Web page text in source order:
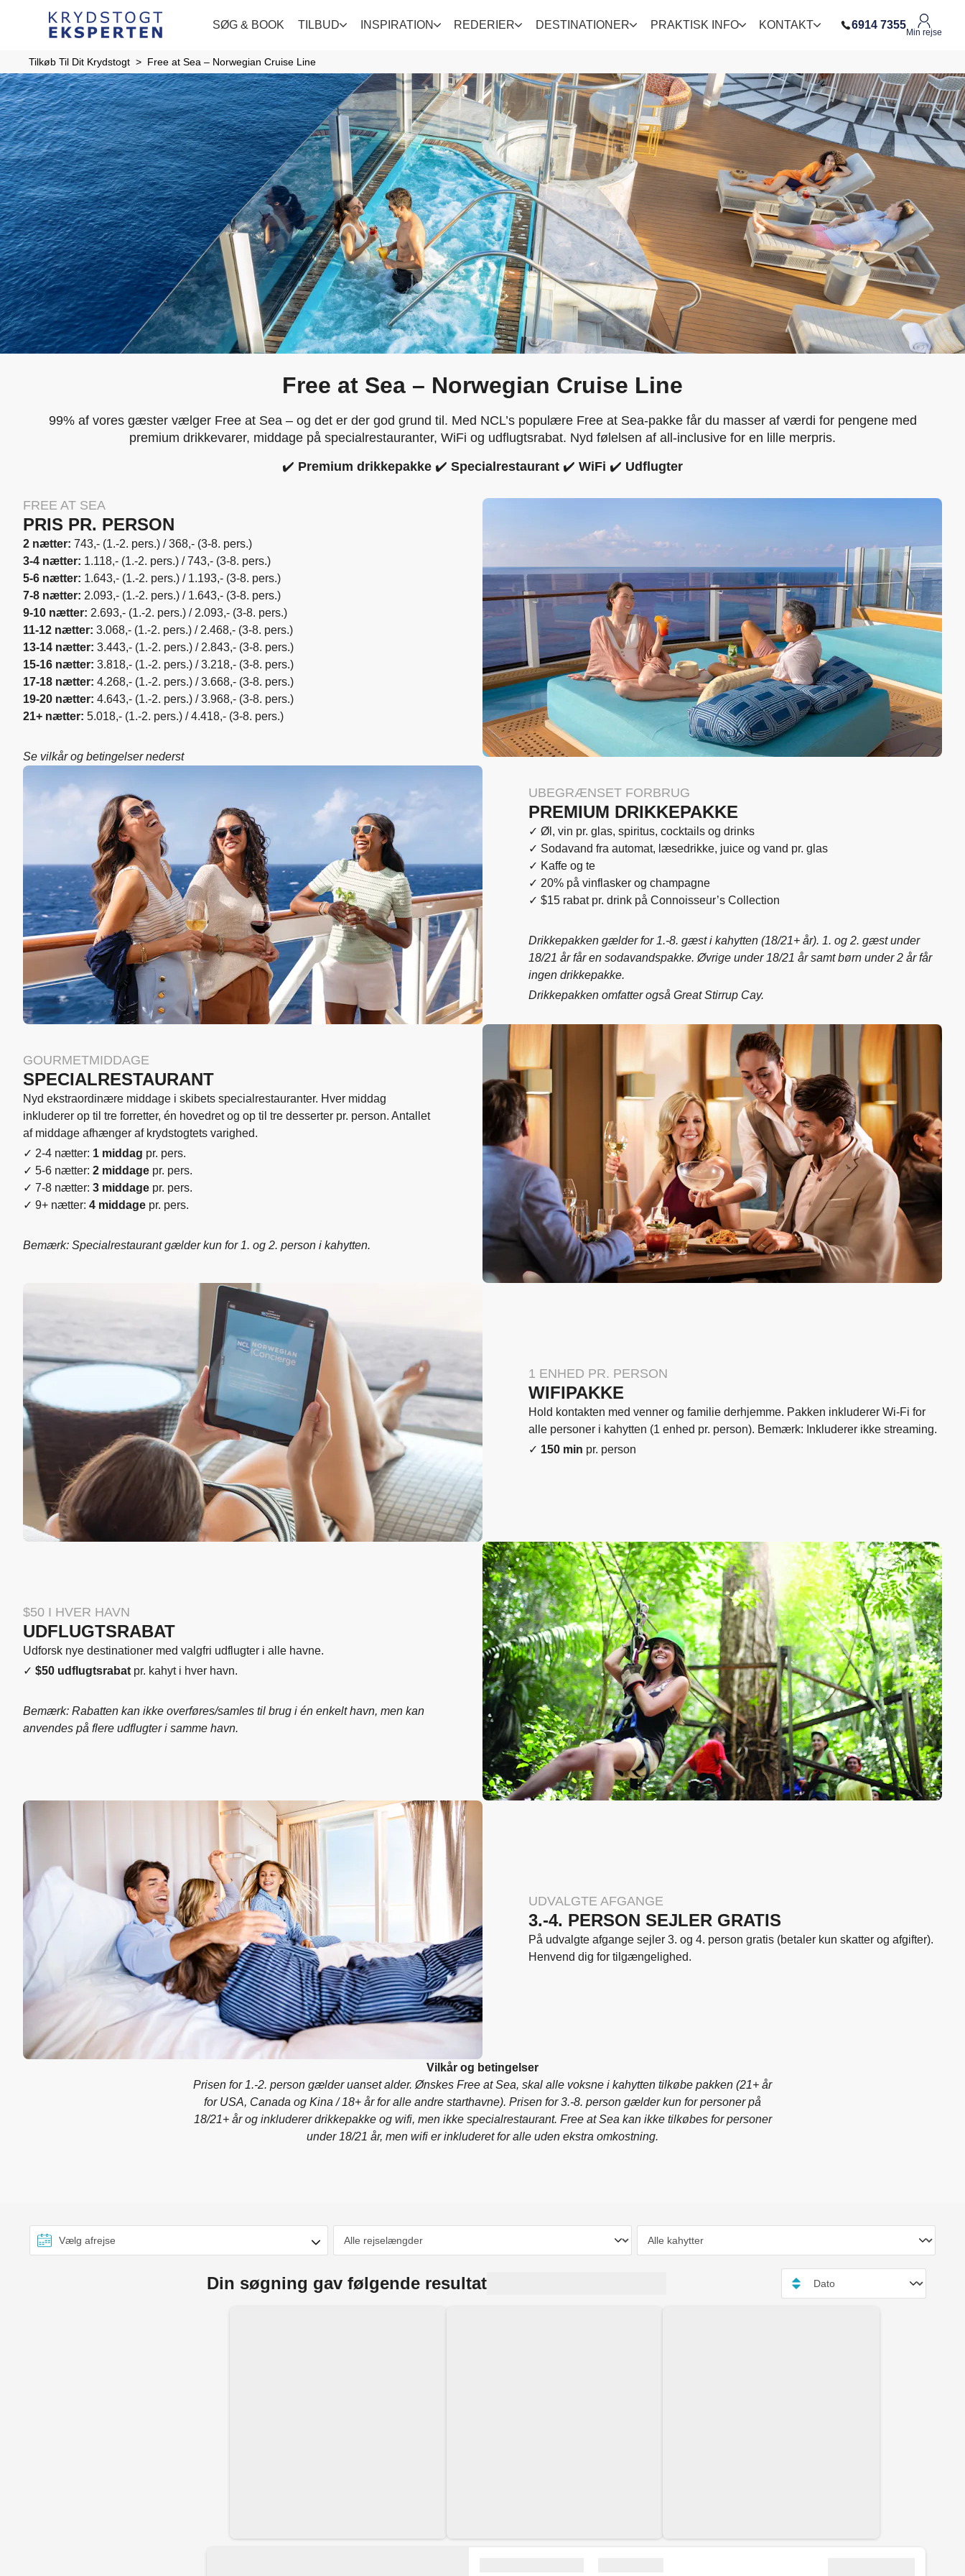
SØG & BOOK TILBUD INSPIRATION REDERIER DESTINATIONER PRAKTISK INFO KONTAKT 6914 7355
Min rejse
Tilkøb Til Dit Krydstogt Free at Sea – Norwegian Cruise Line
Free at Sea – Norwegian Cruise Line
99% af vores gæster vælger Free at Sea – og det er der god grund til. Med NCL’s populære Free at Sea-pakke får du masser af værdi for pengene med
premium drikkevarer, middage på specialrestauranter, WiFi og udflugtsrabat. Nyd følelsen af all-inclusive for en lille merpris.
✔️ Premium drikkepakke ✔️ Specialrestaurant ✔️ WiFi ✔️ Udflugter
FREE AT SEA
PRIS PR. PERSON
2 nætter: 743,- (1.-2. pers.) / 368,- (3-8. pers.)
3-4 nætter: 1.118,- (1.-2. pers.) / 743,- (3-8. pers.)
5-6 nætter: 1.643,- (1.-2. pers.) / 1.193,- (3-8. pers.)
7-8 nætter: 2.093,- (1.-2. pers.) / 1.643,- (3-8. pers.)
9-10 nætter: 2.693,- (1.-2. pers.) / 2.093,- (3-8. pers.)
11-12 nætter: 3.068,- (1.-2. pers.) / 2.468,- (3-8. pers.)
13-14 nætter: 3.443,- (1.-2. pers.) / 2.843,- (3-8. pers.)
15-16 nætter: 3.818,- (1.-2. pers.) / 3.218,- (3-8. pers.)
17-18 nætter: 4.268,- (1.-2. pers.) / 3.668,- (3-8. pers.)
19-20 nætter: 4.643,- (1.-2. pers.) / 3.968,- (3-8. pers.)
21+ nætter: 5.018,- (1.-2. pers.) / 4.418,- (3-8. pers.)
Se vilkår og betingelser nederst
UBEGRÆNSET FORBRUG
PREMIUM DRIKKEPAKKE
✓ Øl, vin pr. glas, spiritus, cocktails og drinks
✓ Sodavand fra automat, læsedrikke, juice og vand pr. glas
✓ Kaffe og te
✓ 20% på vinflasker og champagne
✓ $15 rabat pr. drink på Connoisseur’s Collection
Drikkepakken gælder for 1.-8. gæst i kahytten (18/21+ år). 1. og 2. gæst under
18/21 år får en sodavandspakke. Øvrige under 18/21 år samt børn under 2 år får
ingen drikkepakke.
Drikkepakken omfatter også Great Stirrup Cay.
GOURMETMIDDAGE
SPECIALRESTAURANT
Nyd ekstraordinære middage i skibets specialrestauranter. Hver middag
inkluderer op til tre forretter, én hovedret og op til tre desserter pr. person. Antallet
af middage afhænger af krydstogtets varighed.
✓ 2-4 nætter: 1 middag pr. pers.
✓ 5-6 nætter: 2 middage pr. pers.
✓ 7-8 nætter: 3 middage pr. pers.
✓ 9+ nætter: 4 middage pr. pers.
Bemærk: Specialrestaurant gælder kun for 1. og 2. person i kahytten.
1 ENHED PR. PERSON
WIFIPAKKE
Hold kontakten med venner og familie derhjemme. Pakken inkluderer Wi-Fi for
alle personer i kahytten (1 enhed pr. person). Bemærk: Inkluderer ikke streaming.
✓ 150 min pr. person
$50 I HVER HAVN
UDFLUGTSRABAT
Udforsk nye destinationer med valgfri udflugter i alle havne.
✓ $50 udflugtsrabat pr. kahyt i hver havn.
Bemærk: Rabatten kan ikke overføres/samles til brug i én enkelt havn, men kan
anvendes på flere udflugter i samme havn.
UDVALGTE AFGANGE
3.-4. PERSON SEJLER GRATIS
På udvalgte afgange sejler 3. og 4. person gratis (betaler kun skatter og afgifter).
Henvend dig for tilgængelighed.
Vilkår og betingelser
Prisen for 1.-2. person gælder uanset alder. Ønskes Free at Sea, skal alle voksne i kahytten tilkøbe pakken (21+ år
for USA, Canada og Kina / 18+ år for alle andre starthavne). Prisen for 3.-8. person gælder kun for personer på
18/21+ år og inkluderer drikkepakke og wifi, men ikke specialrestaurant. Free at Sea kan ikke tilkøbes for personer
under 18/21 år, men wifi er inkluderet for alle uden ekstra omkostning.
Din søgning gav følgende resultat